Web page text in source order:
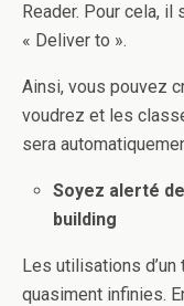
Reader. Pour cela, il
« Deliver to ».
Ainsi, vous pouvez
voudrez et les
sera
Soyez alerté
building
Les utilisations
quasiment infinies.